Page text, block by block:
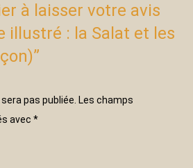
à laisser votre avis
illustré : la Salat et les
pas publiée. Les champs
avec *